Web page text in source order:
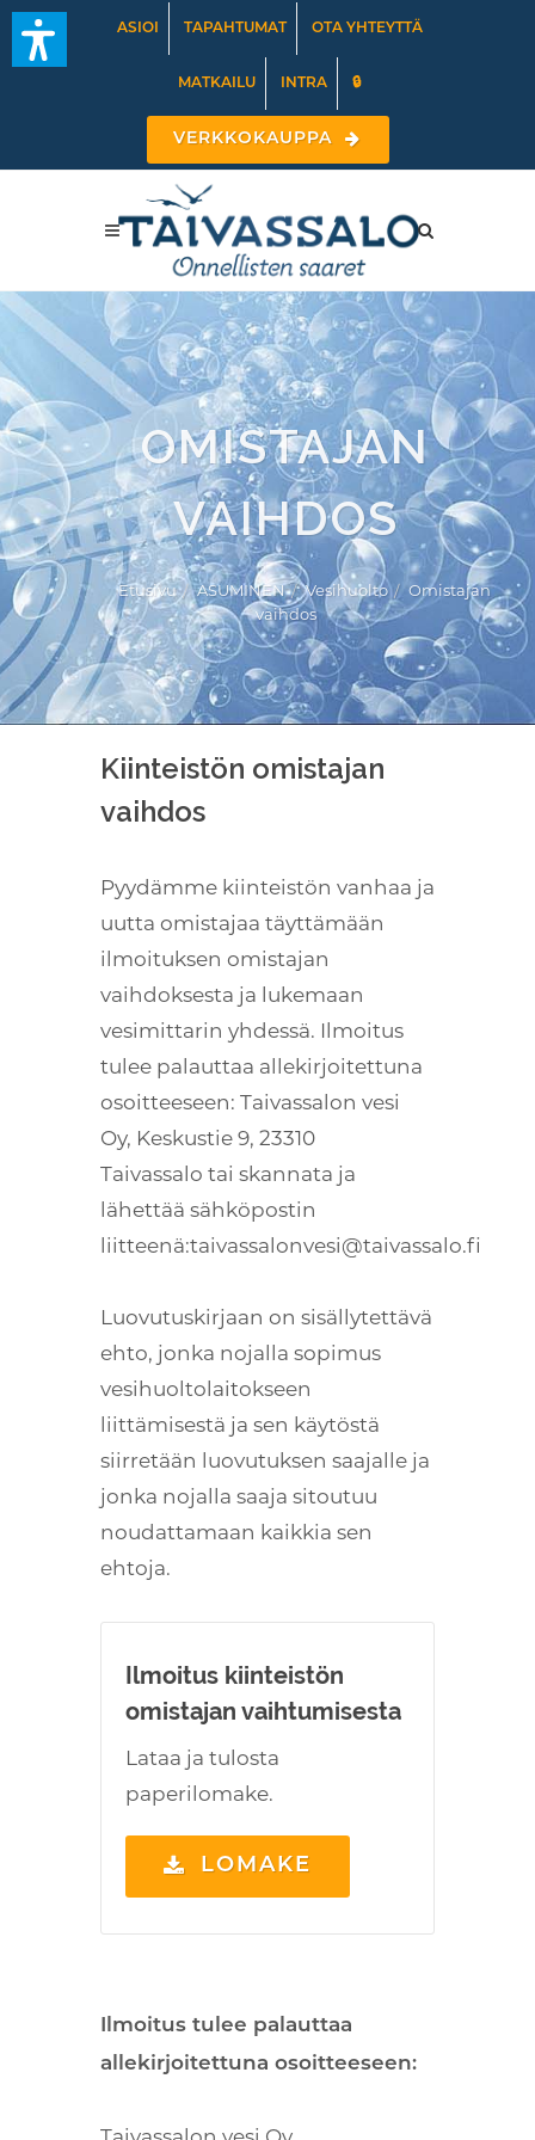
ASIOI TAPAHTUMAT OTA YHTEYTTÄ
MATKAILU INTRA 🔒
VERKKOKAUPPA
OMISTAJAN
VAIHDOS
Etusivu ASUMINEN Vesihuolto
Omistajan
vaihdos
Kuuntele
Kiinteistön omistajan
vaihdos
Pyydämme kiinteistön vanhaa ja
uutta omistajaa täyttämään
ilmoituksen omistajan
vaihdoksesta ja lukemaan
vesimittarin yhdessä. Ilmoitus
tulee palauttaa allekirjoitettuna
osoitteeseen: Taivassalon vesi
Oy, Keskustie 9, 23310
Taivassalo tai skannata ja
lähettää sähköpostin
liitteenä:taivassalonvesi@taivassalo.fi
Luovutuskirjaan on sisällytettävä
ehto, jonka nojalla sopimus
vesihuoltolaitokseen
liittämisestä ja sen käytöstä
siirretään luovutuksen saajalle ja
jonka nojalla saaja sitoutuu
noudattamaan kaikkia sen
ehtoja.
Ilmoitus kiinteistön
omistajan vaihtumisesta
Lataa ja tulosta
paperilomake.
LOMAKE
Ilmoitus tulee palauttaa
allekirjoitettuna osoitteeseen: